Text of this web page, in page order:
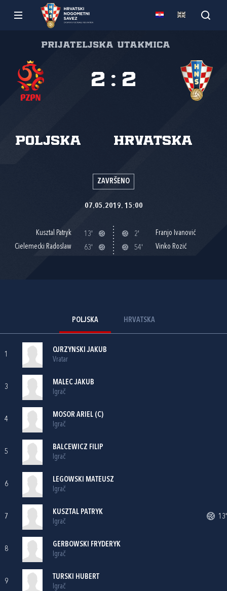
Prijateljska utakmica
Poljska Hrvatska
2 : 2
ZAVRŠENO
07.05.2019. 15:00
Kusztal Patryk
13'
Cielemecki Radoslaw
63'
2'
Franjo Ivanović
54'
Vinko Rozić
POLJSKA HRVATSKA
1
OJRZYNSKI JAKUB
Vratar
3
MALEC JAKUB
Igrač
4
MOSOR ARIEL (C)
Igrač
5
BALCEWICZ FILIP
Igrač
6
LEGOWSKI MATEUSZ
Igrač
7
KUSZTAL PATRYK
Igrač
13'
8
GERBOWSKI FRYDERYK
Igrač
9
TURSKI HUBERT
Igrač